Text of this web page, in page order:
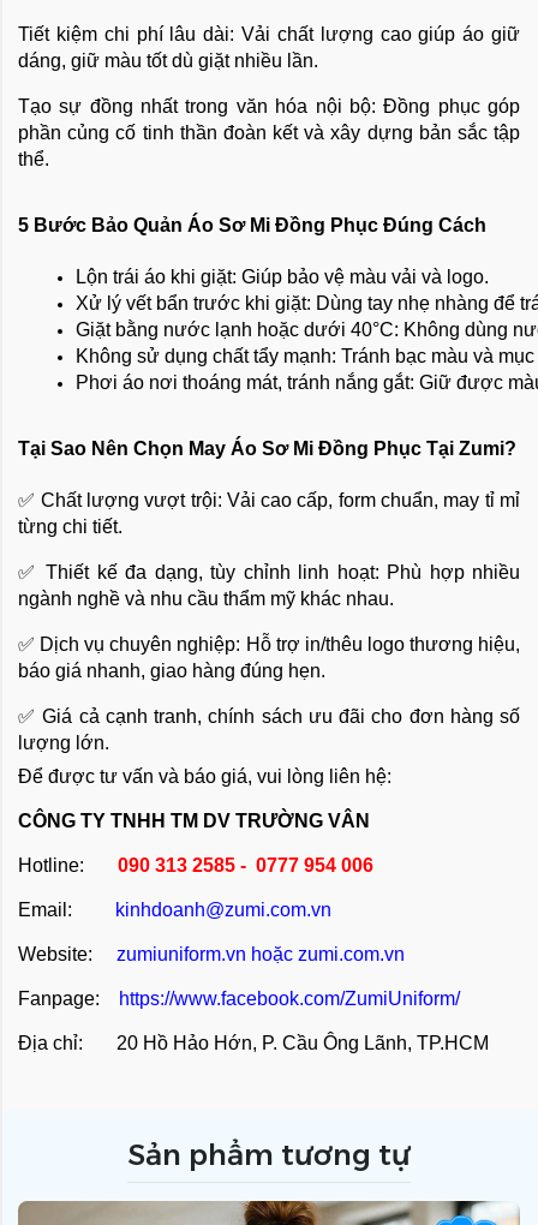
Tiết kiệm chi phí lâu dài: Vải chất lượng cao giúp áo giữ
dáng, giữ màu tốt dù giặt nhiều lần.
Tạo sự đồng nhất trong văn hóa nội bộ: Đồng phục góp
phần củng cố tinh thần đoàn kết và xây dựng bản sắc tập
thể.
5 Bước Bảo Quản Áo Sơ Mi Đồng Phục Đúng Cách
Lộn trái áo khi giặt: Giúp bảo vệ màu vải và logo.
Xử lý vết bẩn trước khi giặt: Dùng tay nhẹ nhàng để
Giặt bằng nước lạnh hoặc dưới 40°C: Không dùng
Không sử dụng chất tẩy mạnh: Tránh bạc màu và
Phơi áo nơi thoáng mát, tránh nắng gắt: Giữ được
Tại Sao Nên Chọn May Áo Sơ Mi Đồng Phục Tại Zumi?
✅ Chất lượng vượt trội: Vải cao cấp, form chuẩn, may tỉ mỉ
từng chi tiết.
✅ Thiết kế đa dạng, tùy chỉnh linh hoạt: Phù hợp nhiều
ngành nghề và nhu cầu thẩm mỹ khác nhau.
✅ Dịch vụ chuyên nghiệp: Hỗ trợ in/thêu logo thương hiệu,
báo giá nhanh, giao hàng đúng hẹn.
✅ Giá cả cạnh tranh, chính sách ưu đãi cho đơn hàng số
lượng lớn.
Để được tư vấn và báo giá, vui lòng liên hệ:
CÔNG TY TNHH TM DV TRƯỜNG VÂN
Hotline: 090 313 2585 - 0777 954 006
Email: kinhdoanh@zumi.com.vn
Website: zumiuniform.vn hoặc zumi.com.vn
Fanpage: https://www.facebook.com/ZumiUniform/
Địa chỉ: 20 Hồ Hảo Hớn, P. Cầu Ông Lãnh, TP.HCM
Sản phẩm tương tự